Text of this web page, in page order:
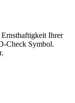
Ihrer
Check Symbol.